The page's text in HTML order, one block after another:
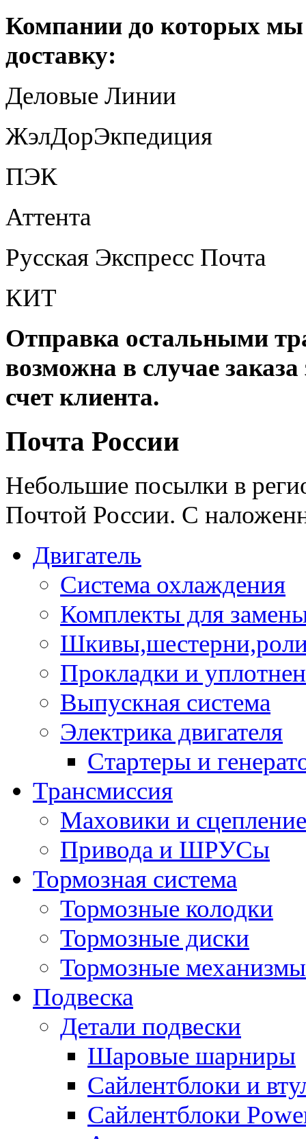
Компании до которых мы
доставку:
Деловые Линии
ЖэлДорЭкпедиция
ПЭК
Аттента
Русская Экспресс Почта
КИТ
Отправка остальными
возможна в случае
счет клиента.
Почта России
Небольшие посылки в
Почтой России. С
Двигатель
Система охлаждения
Комплекты для
Прокладки и
Выпускная система
Электрика двигателя
Стартеры и
Трансмиссия
Маховики и сцепление
Привода и ШРУСы
Тормозная система
Тормозные колодки
Тормозные диски
Тормозные механизмы
Подвеска
Детали подвески
Шаровые шарниры
Сайлентблоки и
Сайлентблоки